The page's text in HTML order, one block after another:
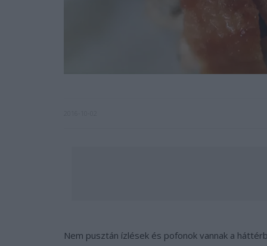
Nem pusztán ízlések és pofonok vannak a